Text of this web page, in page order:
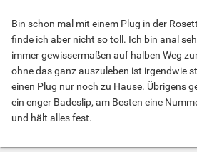
Bin schon mal mit einem Plug in der
finde ich aber nicht so toll. Ich bin anal
immer gewissermaßen auf halben Weg
ohne das ganz auszuleben ist irgendwie
einen Plug nur noch zu Hause. Übrigens
ein enger Badeslip, am Besten eine
und hält alles fest.